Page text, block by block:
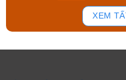
168
XEM